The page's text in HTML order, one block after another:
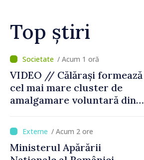
Top știri
/ Acum 42 minute
BTA: Tendința de
nivelului Dunării se
iar situația hidrologică
/ Acum 2 ore
Ministerul Apărării